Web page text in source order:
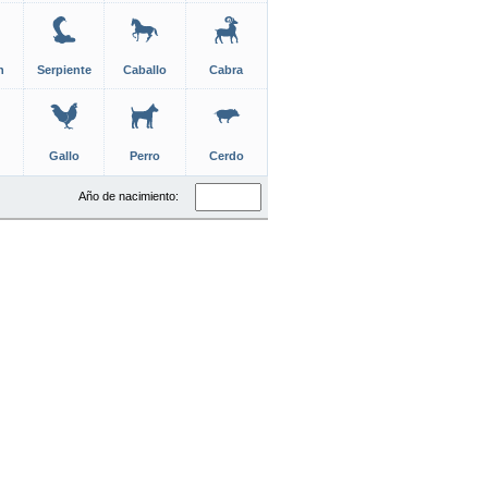
Serpiente Caballo Cabra
Gallo Perro Cerdo
Año de nacimiento: